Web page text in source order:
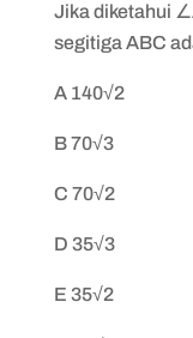
Jika diketahui
segitiga ABC
A 140√2
B 70√3
C 70√2
D 35√3
E 35√2